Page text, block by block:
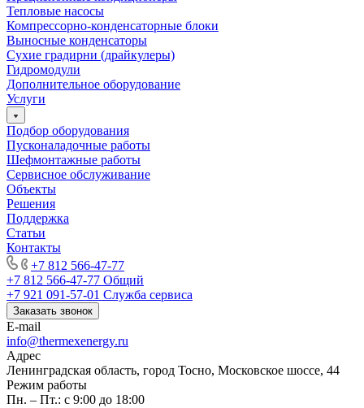
Тепловые насосы
Компрессорно-конденсаторные блоки
Выносные конденсаторы
Сухие градирни (драйкулеры)
Гидромодули
Дополнительное оборудование
Услуги
Подбор оборудования
Пусконаладочные работы
Шефмонтажные работы
Сервисное обслуживание
Объекты
Решения
Поддержка
Статьи
Контакты
+7 812 566-47-77
+7 812 566-47-77 Общий
+7 921 091-57-01 Служба сервиса
Заказать звонок
E-mail
info@thermexenergy.ru
Адрес
Ленинградская область, город Тосно, Московское шоссе, 44
Режим работы
Пн. – Пт.: с 9:00 до 18:00